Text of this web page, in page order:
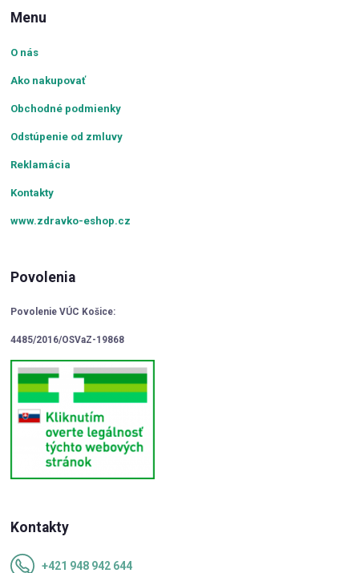
Menu
O nás
Ako nakupovať
Obchodné podmienky
Odstúpenie od zmluvy
Reklamácia
Kontakty
www.zdravko-eshop.cz
Povolenia
Povolenie VÚC Košice:
4485/2016/OSVaZ-19868
Kontakty
+421 948 942 644